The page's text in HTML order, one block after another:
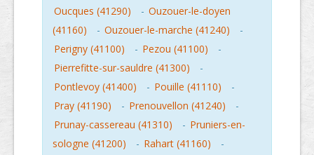
Oucques (41290)
- Ouzouer-le-doyen
(41160)
- Ouzouer-le-marche (41240)
-
Perigny (41100)
- Pezou (41100)
-
Pierrefitte-sur-sauldre (41300)
-
Pontlevoy (41400)
- Pouille (41110)
-
Pray (41190)
- Prenouvellon (41240)
-
Prunay-cassereau (41310)
- Pruniers-en-
sologne (41200)
- Rahart (41160)
-